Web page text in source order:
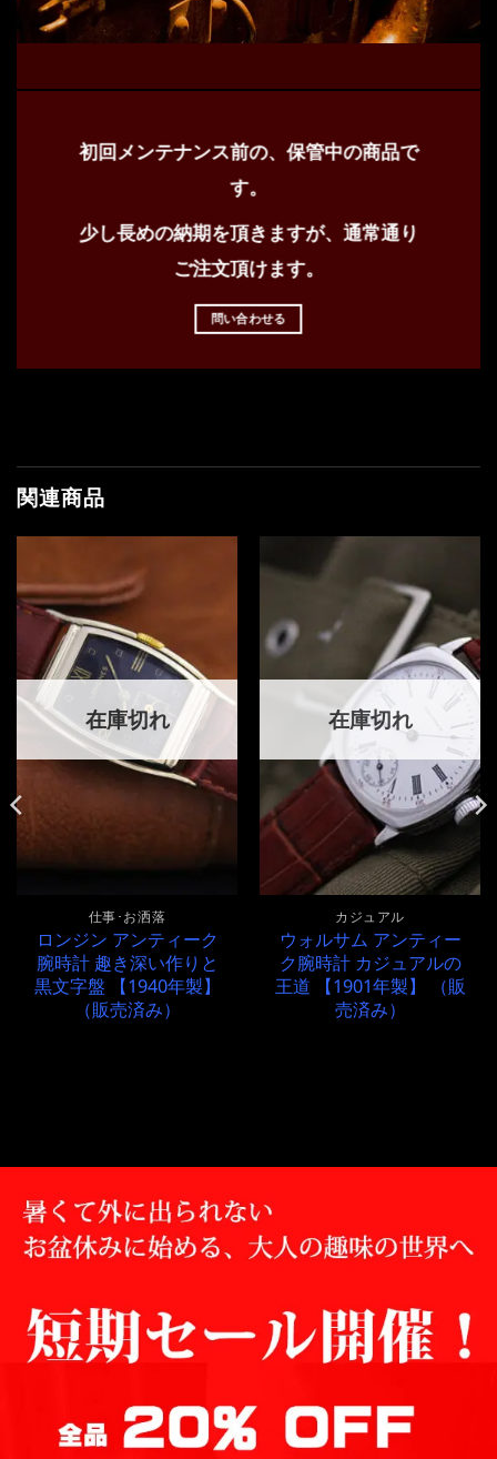
初回メンテナンス前の、保管中の商品で
す。
少し長めの納期を頂きますが、通常通り
ご注文頂けます。
問い合わせる
関連商品
在庫切れ
仕事･お洒落
ロンジン アンティーク
腕時計 趣き深い作りと
黒文字盤 【1940年製】
（販売済み）
在庫切れ
カジュアル
ウォルサム アンティー
ク腕時計 カジュアルの
王道 【1901年製】 （販
売済み）